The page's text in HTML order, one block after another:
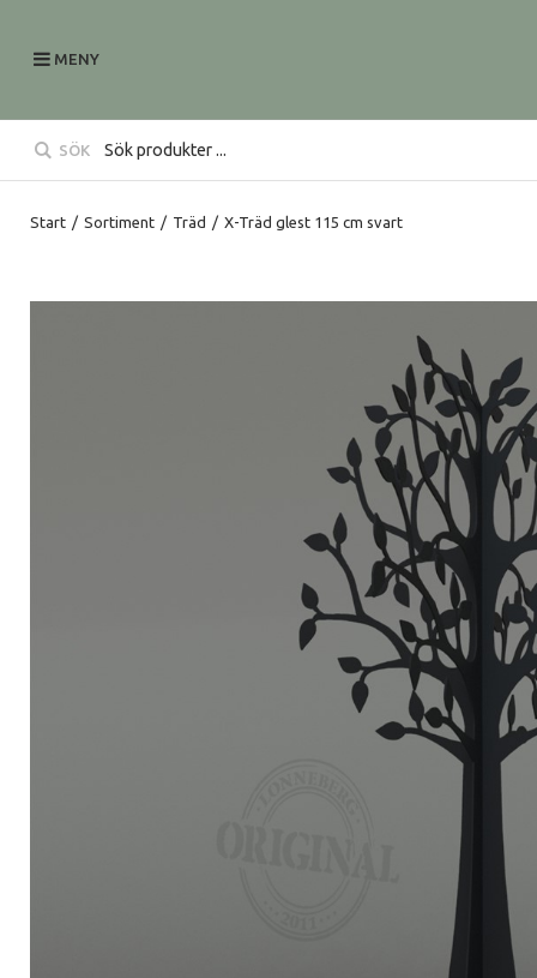
MENY
SÖK
Start / Sortiment / Träd / X-Träd glest 115 cm svart